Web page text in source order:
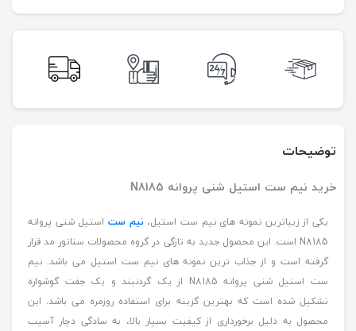
توضیحات
خرید نیم ست استیل شنی پروانه N8185
یکی از زیباترین نمونه های نیم ست استیل،نیم ست استیل شنی پروانه
N8185 است. این محصول جدید به تازگی در گروه محصولات سناتور مد قرار
گرفته است و از جذاب ترین نمونه های نیم ست استیل می باشد. نیم
ست استیل شنی پروانه N8185 از یک گردنبند و یک جفت گوشواره
تشکیل شده است که بهترین گزینه برای استفاده روزمره می باشد. این
محصول به دلیل برخورداری از کیفیت بسیار بالا، به سادگی دچار آسیب